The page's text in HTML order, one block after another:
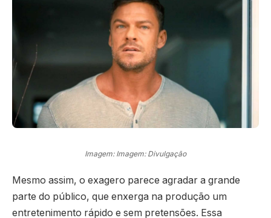
Imagem: Imagem: Divulgação
Mesmo assim, o exagero parece agradar a grande
parte do público, que enxerga na produção um
entretenimento rápido e sem pretensões. Essa